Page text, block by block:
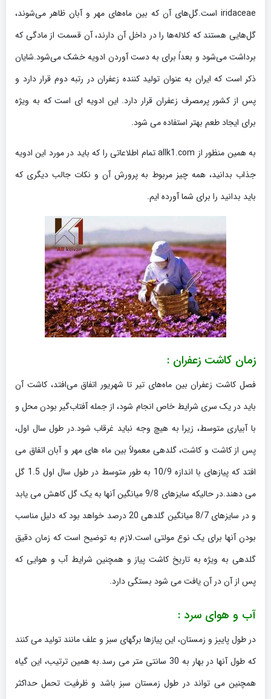
iridaceae است.گل‌های آن که بین ماه‌های مهر و آبان ظاهر می‌شوند،
گل‌هایی هستند که کلاله‌ها را در داخل آن دارند، آن قسمت از مادگی که
برداشت می‌شود و بعداً برای به دست آوردن ادویه خشک می‌شود.شایان
ذکر است که ایران به عنوان تولید کننده زعفران در رتبه دوم قرار دارد و
پس از کشور پرمصرف زعفران قرار دارد. این ادویه ای است که به ویژه
برای ایجاد طعم بهتر استفاده می شود.
به همین منظور از allk1.com تمام اطلاعاتی را که باید در مورد این ادویه
جذاب بدانید، همه چیز مربوط به پرورش آن و نکات جالب دیگری که
باید بدانید را برای شما آورده ایم.
زمان کاشت زعفران :
فصل کاشت زعفران بین ماه‌های تیر تا شهریور اتفاق می‌افتد، کاشت آن
باید در یک سری شرایط خاص انجام شود، از جمله آفتاب‌گیر بودن محل و
با آبیاری متوسط، زیرا به هیچ وجه نباید غرقاب شود.در طول سال اول،
پس از کاشت و کاشت، گلدهی معمولاً بین ماه های مهر و آبان اتفاق می
افتد که پیازهای با اندازه 10/9 به طور متوسط ​​در طول سال اول 1.5 گل
می دهند.در حالیکه سایزهای 9/8 میانگین آنها به یک گل کاهش می یابد
و در سایزهای 8/7 میانگین گلدهی 20 درصد خواهد بود که دلیل مناسب
بودن آنها برای یک نوع مولتی است.لازم به توضیح است که زمان دقیق
گلدهی به ویژه به تاریخ کاشت پیاز و همچنین شرایط آب و هوایی که
پس از آن در آن یافت می شود بستگی دارد.
آب و هوای سرد :
در طول پاییز و زمستان، این پیازها برگهای سبز و علف مانند تولید می کنند
که طول آنها در بهار به 30 سانتی متر می رسد.به همین ترتیب، این گیاه
همچنین می تواند در طول زمستان سبز باشد و ظرفیت تحمل حداکثر